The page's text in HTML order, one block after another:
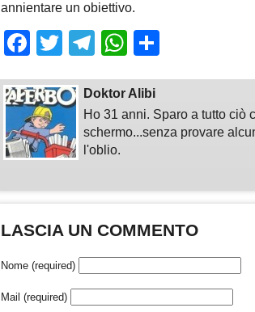
annientare un obiettivo.
Facebook
TwitterTelegram
WhatsApp
Doktor Alibi
Ho 31 anni. Sparo a tutto ciò
schermo...senza provare
l'oblio.
LASCIA UN COMMENTO
Nome (required)
Mail (required)